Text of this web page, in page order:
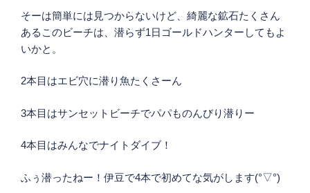
そーは簡単には見つからないけど、綺麗な鉱石たくさん
あるこのビーチは、潜らず1日ゴールドハンターしてもよ
いかと。
2本目はエビ穴に潜り魚たくさーん
3本目はサンセットビーチでパパものんびり潜りー
4本目はみんなでナイトダイブ！
ふぅ潜ったねー！伊豆で4本で初めてな気がします(°▽°)